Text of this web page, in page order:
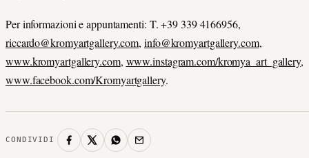
Per informazioni e appuntamenti: T. +39 339 4166956,
riccardo@kromyartgallery.com,info@kromyartgallery.com,
www.kromyartgallery.com, www.instagram.com/kromya_art_gallery,
www.facebook.com/Kromyartgallery.
CONDIVIDI